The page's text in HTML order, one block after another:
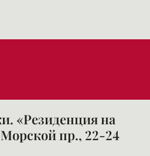
«Резиденция на
пр., 22-24